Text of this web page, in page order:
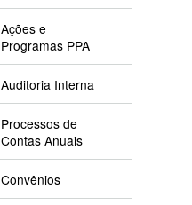
Ações e
Programas PPA
Auditoria Interna
Processos de
Contas Anuais
Convênios